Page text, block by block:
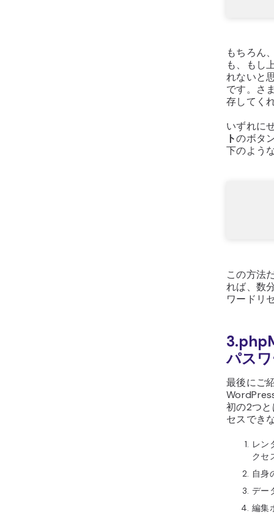
もちろん
も、もし
れないと
です。さ
存してく
いずれに
トのボタ
下のよう
この方法
れば、数
ワードリ
パス
最後にご
初の2つ
セスでき
レン
クセ
自身
デー
編集